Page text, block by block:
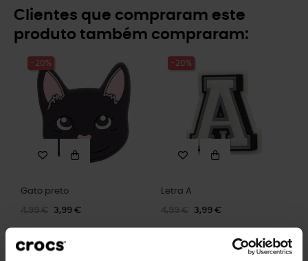
Clientes que compraram este
produto também compraram:
-20%
Gato preto
4,99 € 3,99 €
-20%
Letra A
4,99 € 3,99 €